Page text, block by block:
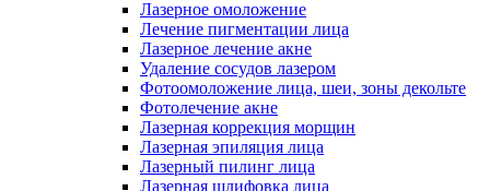
Лазерное омоложение
Лечение пигментации лица
Лазерное лечение акне
Удаление сосудов лазером
Фотоомоложение лица, шеи, зоны декольте
Фотолечение акне
Лазерная коррекция морщин
Лазерная эпиляция лица
Лазерный пилинг лица
Лазерная шлифовка лица